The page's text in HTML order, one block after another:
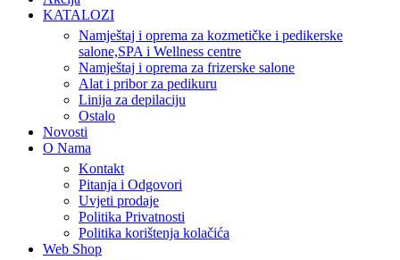
KATALOZI
Namještaj i oprema za kozmetičke i pedikerske
salone,SPA i Wellness centre
Namještaj i oprema za frizerske salone
Alat i pribor za pedikuru
Linija za depilaciju
Ostalo
Novosti
O Nama
Kontakt
Pitanja i Odgovori
Uvjeti prodaje
Politika Privatnosti
Politika korištenja kolačića
Web Shop